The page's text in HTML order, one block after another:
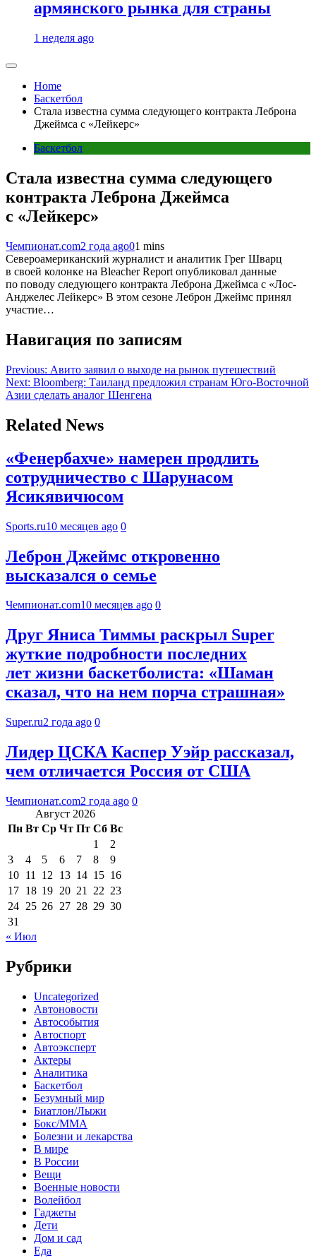
армянского рынка для страны
1 неделя ago
Home
Баскетбол
Стала известна сумма следующего контракта Леброна
Джеймса с «Лейкерс»
Баскетбол
Стала известна сумма следующего
контракта Леброна Джеймса
с «Лейкерс»
Чемпионат.com2 года ago01 mins
Североамериканский журналист и аналитик Грег Шварц
в своей колонке на Bleacher Report опубликовал данные
по поводу следующего контракта Леброна Джеймса с «Лос-
Анджелес Лейкерс» В этом сезоне Леброн Джеймс принял
участие…
Навигация по записям
Previous: Авито заявил о выходе на рынок путешествий
Next: Bloomberg: Таиланд предложил странам Юго-Восточной
Азии сделать аналог Шенгена
Related News
«Фенербахче» намерен продлить
сотрудничество с Шарунасом
Ясикявичюсом
Sports.ru10 месяцев ago 0
Леброн Джеймс откровенно
высказался о семье
Чемпионат.com10 месяцев ago 0
Друг Яниса Тиммы раскрыл Super
жуткие подробности последних
лет жизни баскетболиста: «Шаман
сказал, что на нем порча страшная»
Super.ru2 года ago 0
Лидер ЦСКА Каспер Уэйр рассказал,
чем отличается Россия от США
Чемпионат.com2 года ago 0
Август 2026
Пн Вт Ср Чт Пт Сб Вс
1
2
3
4 5 6 7 8
9
10 11 12 13 14 15 16
17 18 19 20 21 22 23
24 25 26 27 28 29 30
31
« Июл
Рубрики
Uncategorized
Автоновости
Автособытия
Автоспорт
Автоэксперт
Актеры
Аналитика
Баскетбол
Безумный мир
Биатлон/Лыжи
Бокс/MMA
Болезни и лекарства
В мире
В России
Вещи
Военные новости
Волейбол
Гаджеты
Дети
Дом и сад
Еда